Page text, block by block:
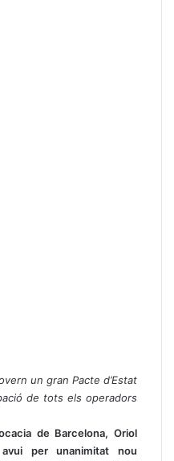
un gran Pacte d’Estat
de tots els operadors
de Barcelona, Oriol
per unanimitat nou